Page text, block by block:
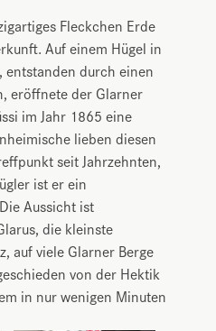
Fleckchen Erde
Auf einem Hügel in
entstanden durch einen
eröffnete der Glarner
im Jahr 1865 eine
lieben diesen
seit Jahrzehnten,
ist er ein
Aussicht ist
die kleinste
auf viele Glarner Berge
von der Hektik
in nur wenigen Minuten